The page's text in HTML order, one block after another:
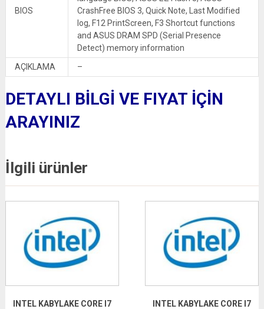
BIOS
CrashFree BIOS 3, Quick Note, Last Modified
log, F12 PrintScreen, F3 Shortcut functions
and ASUS DRAM SPD (Serial Presence
Detect) memory information
AÇIKLAMA
–
DETAYLI BİLGİ VE FIYAT İÇİN
ARAYINIZ
İlgili ürünler
INTEL KABYLAKE CORE I7
INTEL KABYLAKE CORE I7